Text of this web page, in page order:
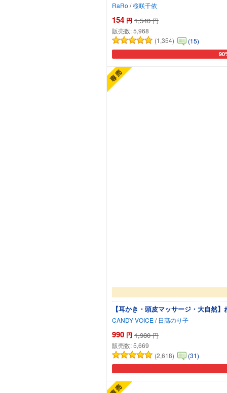
RaRo /桜咲千依
154 円 1,540 円
販売数:5,968
(1,354)
(15)
カ
【耳かき・頭皮マッサージ・大自然
CANDY VOICE/ 日髙のり子
990 円 1,980 円
販売数:5,669
(2,618)
(31)